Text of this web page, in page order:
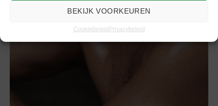
BEKIJK VOORKEUREN
CookiebeleidPrivacybeleid
Tover je badkamer om tot luxe spa